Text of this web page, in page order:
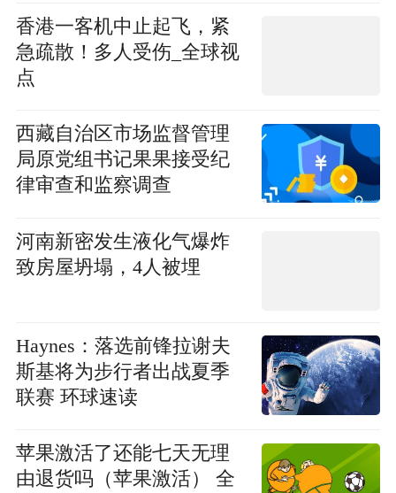
香港一客机中止起飞，紧
急疏散！多人受伤_全球视
点
西藏自治区市场监督管理
局原党组书记果果接受纪
律审查和监察调查
河南新密发生液化气爆炸
致房屋坍塌，4人被埋
Haynes：落选前锋拉谢夫
斯基将为步行者出战夏季
联赛 环球速读
苹果激活了还能七天无理
由退货吗（苹果激活） 全